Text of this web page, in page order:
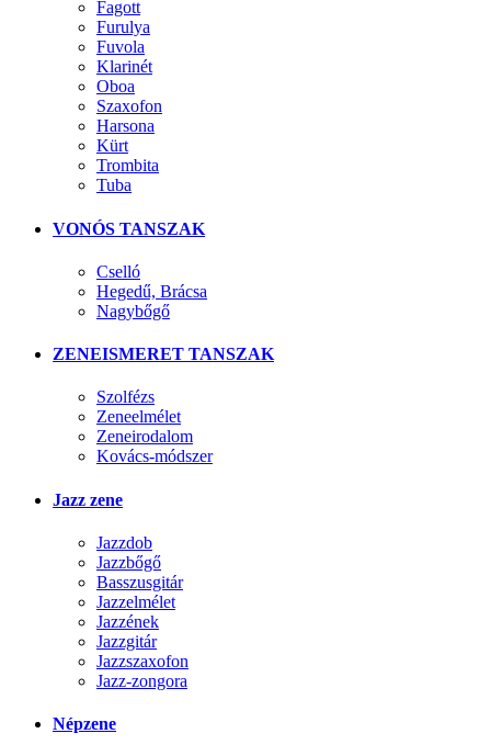
Fagott
Furulya
Fuvola
Klarinét
Oboa
Szaxofon
Harsona
Kürt
Trombita
Tuba
VONÓS TANSZAK
Cselló
Hegedű, Brácsa
Nagybőgő
ZENEISMERET TANSZAK
Szolfézs
Zeneelmélet
Zeneirodalom
Kovács-módszer
Jazz zene
Jazzdob
Jazzbőgő
Basszusgitár
Jazzelmélet
Jazzének
Jazzgitár
Jazzszaxofon
Jazz-zongora
Népzene